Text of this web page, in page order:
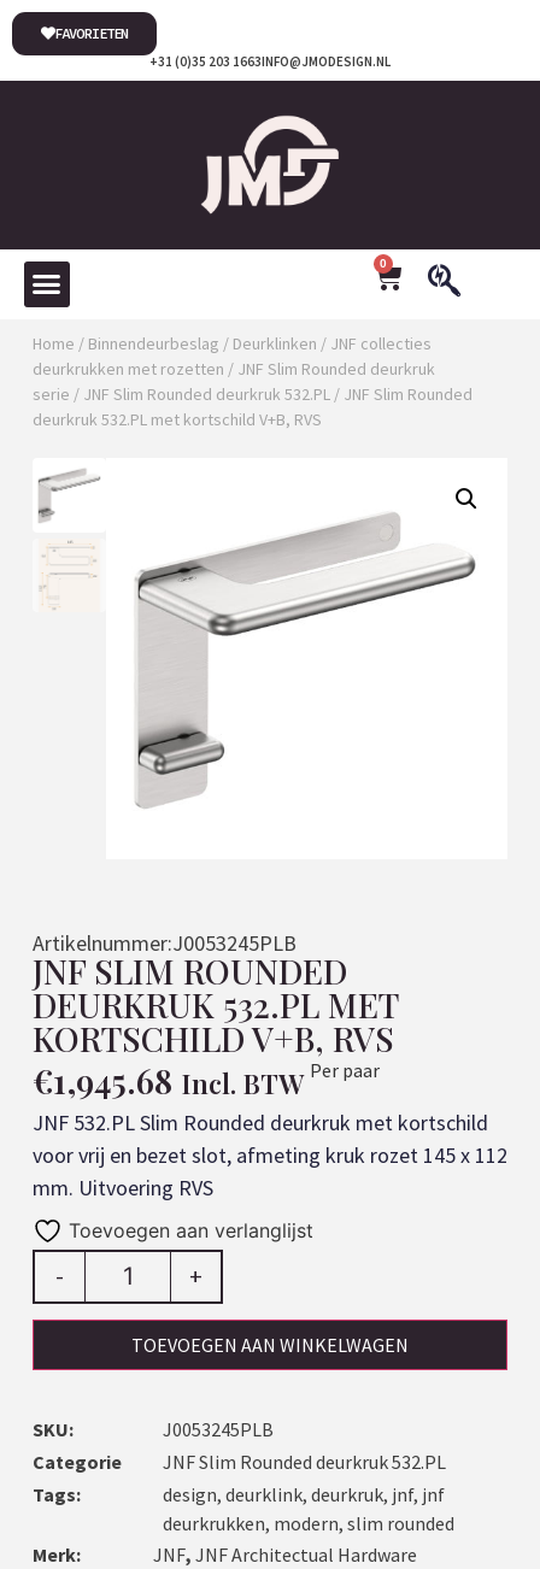
INFO@JMODESIGN.NL
+31 (0)35 203 1663
FAVORIETEN
0
Home / Binnendeurbeslag / Deurklinken / JNF collecties
deurkrukken met rozetten / JNF Slim Rounded deurkruk
serie / JNF Slim Rounded deurkruk 532.PL / JNF Slim Rounded
deurkruk 532.PL met kortschild V+B, RVS
Artikelnummer:J0053245PLB
JNF SLIM ROUNDED
DEURKRUK 532.PL MET
KORTSCHILD V+B, RVS
€1,945.68 Incl. BTW Per paar
JNF 532.PL Slim Rounded deurkruk met kortschild
voor vrij en bezet slot, afmeting kruk rozet 145 x 112
mm. Uitvoering RVS
Toevoegen aan verlanglijst
- +
TOEVOEGEN AAN WINKELWAGEN
SKU:
J0053245PLB
Categorie
JNF Slim Rounded deurkruk 532.PL
Tags:
design, deurklink, deurkruk, jnf, jnf
deurkrukken, modern, slim rounded
Merk:
JNF, JNF Architectual Hardware